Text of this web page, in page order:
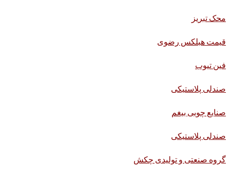
محک تبریز
قیمت هبلکس رضوی
فین تیوب
صندلی پلاستیکی
صنایع چوبی بیغم
صندلی پلاستیکی
گروه صنعتی و تولیدی چکش